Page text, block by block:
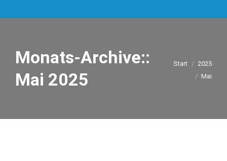
Monats-Archive::
Mai 2025
hier:
Start
2025
Mai